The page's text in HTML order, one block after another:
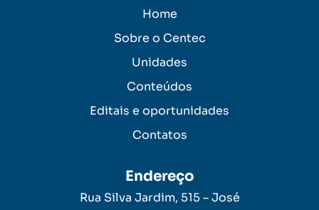
Home
Sobre o Centec
Unidades
Conteúdos
Editais e oportunidades
Contatos
Endereço
Rua Silva Jardim, 515 – José